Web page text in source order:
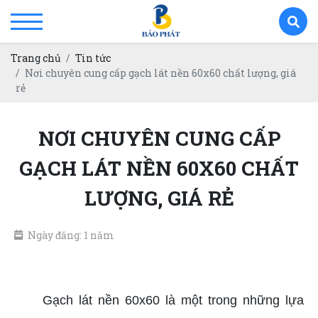
Trang chủ
Tin tức
Nơi chuyên cung cấp gạch lát nền 60x60 chất lượng, giá
rẻ
NƠI CHUYÊN CUNG CẤP
GẠCH LÁT NỀN 60X60 CHẤT
LƯỢNG, GIÁ RẺ
Ngày đăng: 1 năm
Gạch lát nền 60x60 là một trong những lựa